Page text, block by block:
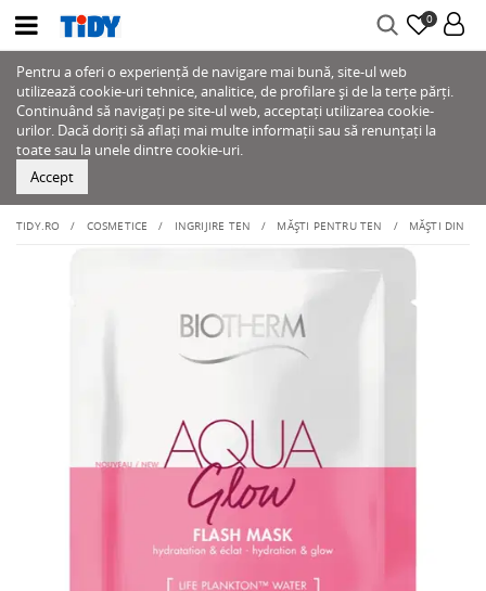
0
Pentru a oferi o experiență de navigare mai bună, site-ul web
utilizează cookie-uri tehnice, analitice, de profilare și de la terțe părți.
Continuând să navigați pe site-ul web, acceptați utilizarea cookie-
urilor. Dacă doriți să aflați mai multe informații sau să renunțați la
toate sau la unele dintre cookie-uri.
Accept
TIDY.RO COSMETICE INGRIJIRE TEN MĂȘTI PENTRU TEN MĂȘTI DIN